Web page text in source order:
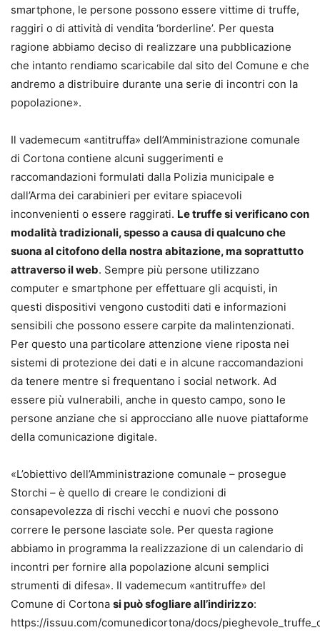
smartphone, le persone possono essere vittime di truffe,
raggiri o di attività di vendita ‘borderline’. Per questa
ragione abbiamo deciso di realizzare una pubblicazione
che intanto rendiamo scaricabile dal sito del Comune e che
andremo a distribuire durante una serie di incontri con la
popolazione».
Il vademecum «antitruffa» dell’Amministrazione comunale
di Cortona contiene alcuni suggerimenti e
raccomandazioni formulati dalla Polizia municipale e
dall’Arma dei carabinieri per evitare spiacevoli
inconvenienti o essere raggirati. Le truffe si verificano con
modalità tradizionali, spesso a causa di qualcuno che
suona al citofono della nostra abitazione, ma soprattutto
attraverso il web. Sempre più persone utilizzano
computer e smartphone per effettuare gli acquisti, in
questi dispositivi vengono custoditi dati e informazioni
sensibili che possono essere carpite da malintenzionati.
Per questo una particolare attenzione viene riposta nei
sistemi di protezione dei dati e in alcune raccomandazioni
da tenere mentre si frequentano i social network. Ad
essere più vulnerabili, anche in questo campo, sono le
persone anziane che si approcciano alle nuove piattaforme
della comunicazione digitale.
«L’obiettivo dell’Amministrazione comunale – prosegue
Storchi – è quello di creare le condizioni di
consapevolezza di rischi vecchi e nuovi che possono
correre le persone lasciate sole. Per questa ragione
abbiamo in programma la realizzazione di un calendario di
incontri per fornire alla popolazione alcuni semplici
strumenti di difesa». Il vademecum «antitruffe» del
Comune di Cortona si può sfogliare all’indirizzo:
https://issuu.com/comunedicortona/docs/